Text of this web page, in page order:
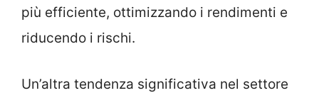
più efficiente, ottimizzando i rendimenti e
riducendo i rischi.
Un’altra tendenza significativa nel settore